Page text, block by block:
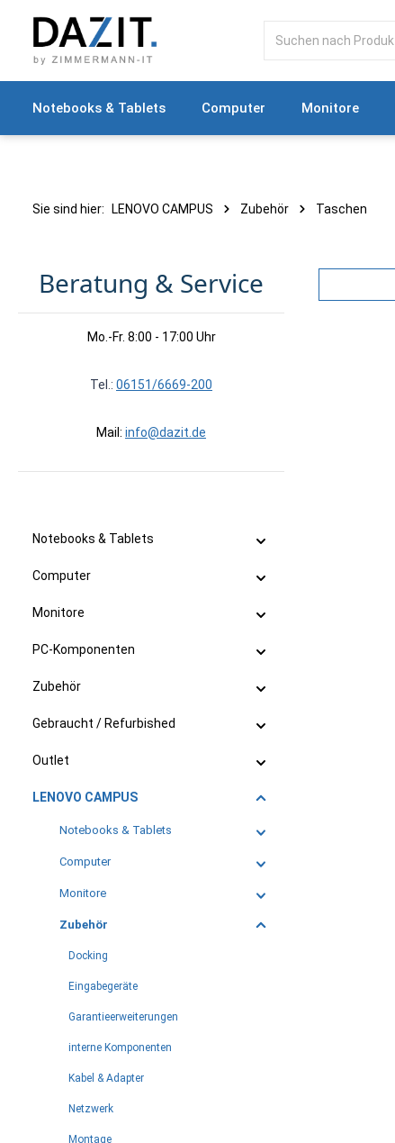
Zur Hauptnavigation springen
Notebooks & Tablets Computer Monitore
Sie sind hier: LENOVO CAMPUS Zubehör Taschen
Beratung & Service
Mo.-Fr. 8:00 - 17:00 Uhr
Tel.: 06151/6669-200
Mail: info@dazit.de
Notebooks & Tablets
Computer
Monitore
PC-Komponenten
Zubehör
Gebraucht / Refurbished
Outlet
LENOVO CAMPUS
Notebooks & Tablets
Computer
Monitore
Zubehör
Docking
Eingabegeräte
Garantieerweiterungen
interne Komponenten
Kabel & Adapter
Netzwerk
Montage